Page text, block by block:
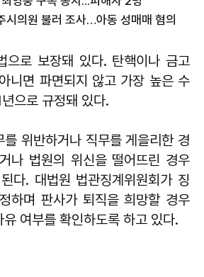
시의원 불러 조사…아동 성매매 혐의
으로 보장돼 있다. 탄핵이나 금고
니면 파면되지 않고 가장 높은 수
으로 규정돼 있다.
위반하거나 직무를 게을리한 경
나 법원의 위신을 떨어뜨린 경우
다. 대법원 법관징계위원회가 징
하며 판사가 퇴직을 희망할 경우
여부를 확인하도록 하고 있다.